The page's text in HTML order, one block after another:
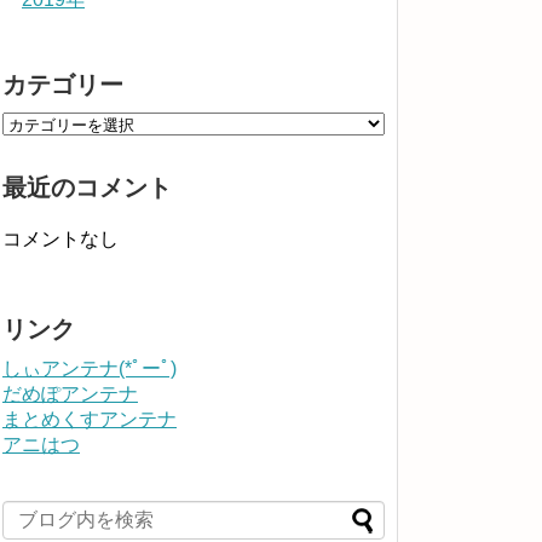
カテゴリー
最近のコメント
コメントなし
リンク
しぃアンテナ(*ﾟーﾟ)
だめぽアンテナ
まとめくすアンテナ
アニはつ